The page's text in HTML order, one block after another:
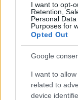
I want to opt-
Retention,
Personal
Purposes for
Opted Out
Google
I want to
related to
device
BBerni86•2022. április
Fülszöveg: Ki
hátra? Egy
Gyilkosságra
életben maradt.
nem
életben is akar